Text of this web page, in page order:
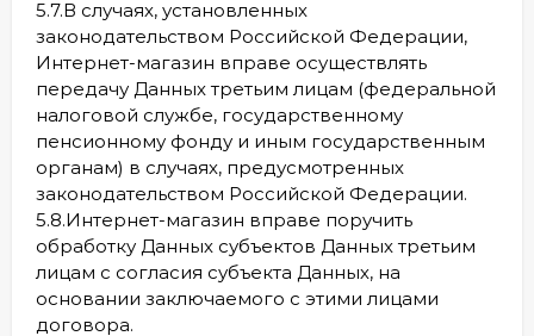
5.7.В случаях, установленных
законодательством Российской Федерации,
Интернет-магазин вправе осуществлять
передачу Данных третьим лицам (федеральной
налоговой службе, государственному
пенсионному фонду и иным государственным
органам) в случаях, предусмотренных
законодательством Российской Федерации.
5.8.Интернет-магазин вправе поручить
обработку Данных субъектов Данных третьим
лицам с согласия субъекта Данных, на
основании заключаемого с этими лицами
договора.